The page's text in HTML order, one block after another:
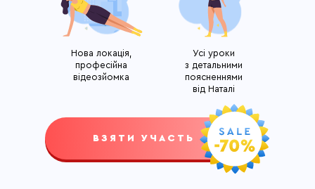
Нова локація,
професійна
відеозйомка
Усі уроки
з детальними
поясненнями
від Наталі
ВЗЯТИ УЧАСТЬ